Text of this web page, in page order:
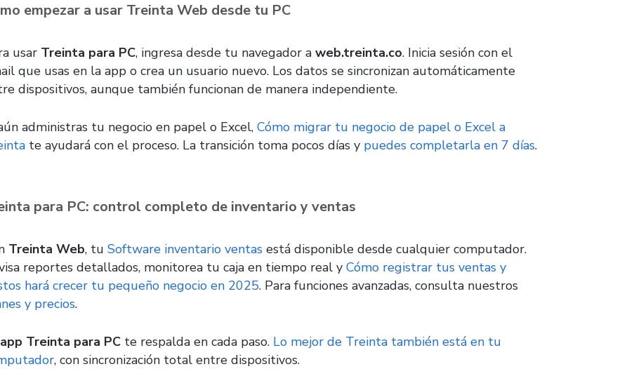
empezar a usar Treinta Web desde tu PC
usar Treinta para PC, ingresa desde tu navegador a web.treinta.co. Inicia sesión con el
que usas en la app o crea un usuario nuevo. Los datos se sincronizan automáticamente
dispositivos, aunque también funcionan de manera independiente.
administras tu negocio en papel o Excel, Cómo migrar tu negocio de papel o Excel a
te ayudará con el proceso. La transición toma pocos días y puedes completarla en 7 días.
para PC: control completo de inventario y ventas
Treinta Web, tu Software inventario ventas está disponible desde cualquier computador.
reportes detallados, monitorea tu caja en tiempo real y Cómo registrar tus ventas y
hará crecer tu pequeño negocio en 2025. Para funciones avanzadas, consulta nuestros
y precios.
app Treinta para PC te respalda en cada paso. Lo mejor de Treinta también está en tu
, con sincronización total entre dispositivos.